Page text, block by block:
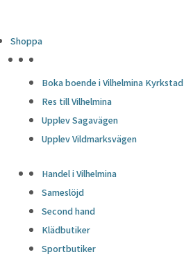
Shoppa
Boka boende i Vilhelmina Kyrkstad
Res till Vilhelmina
Upplev Sagavägen
Upplev Vildmarksvägen
Handel i Vilhelmina
Sameslöjd
Second hand
Klädbutiker
Sportbutiker